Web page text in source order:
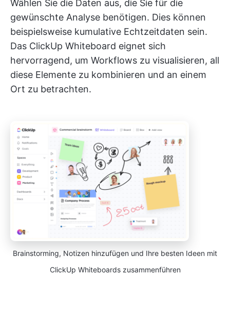
Wählen Sie die Daten aus, die Sie für die
gewünschte Analyse benötigen. Dies können
beispielsweise kumulative Echtzeitdaten sein.
Das ClickUp Whiteboard eignet sich
hervorragend, um Workflows zu visualisieren, all
diese Elemente zu kombinieren und an einem
Ort zu betrachten.
Brainstorming, Notizen hinzufügen und Ihre besten Ideen mit
ClickUp Whiteboards zusammenführen